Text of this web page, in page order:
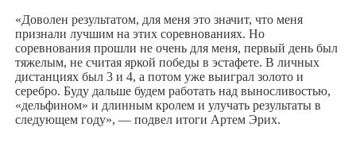
«Доволен результатом, для меня это значит, что меня
признали лучшим на этих соревнованиях. Но
соревнования прошли не очень для меня, первый день был
тяжелым, не считая яркой победы в эстафете. В личных
дистанциях был 3 и 4, а потом уже выиграл золото и
серебро. Буду дальше будем работать над выносливостью,
«дельфином» и длинным кролем и улучать результаты в
следующем году», — подвел итоги Артем Эрих.